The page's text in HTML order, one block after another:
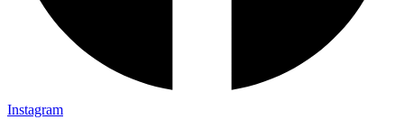
Instagram